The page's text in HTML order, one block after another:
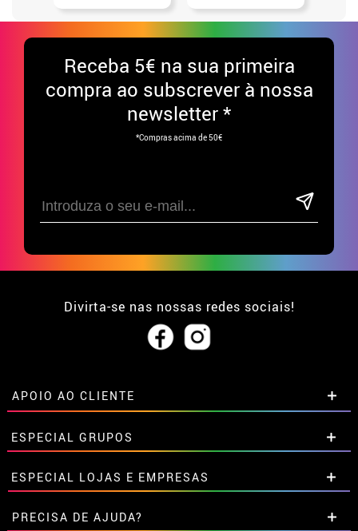
Receba 5€ na sua primeira
compra ao subscrever à nossa
newsletter *
*Compras acima de 50€
Divirta-se nas nossas redes sociais!
APOIO AO CLIENTE
• Sobre nós
• Condições de venda
• Aviso legal ePrivacidade
• Atendimento ao cliente
• Utilização de cookies
ESPECIAL GRUPOS
Descontos especiais para grupos.
Entre em contato connosco aqui
ESPECIAL LOJAS E EMPRESAS
Descontos especiais para grupos.
PRECISA DE AJUDA?